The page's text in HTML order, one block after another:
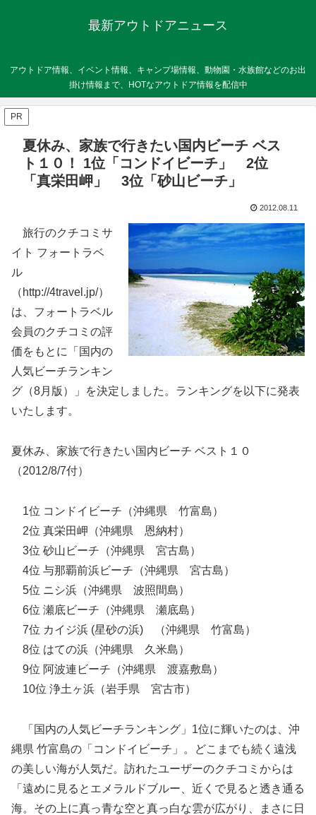
最新アウトドアニュース
アウトドア情報、イベント情報、キャンプ場情報、動物園・水族館などのお出
掛け情報まで、HOTなアウトドア情報を配信中
PR
夏休み、家族で行きたい国内ビーチ ベス
ト１０！ 1位「コンドイビーチ」 2位
「真栄田岬」 3位「砂山ビーチ」
2012.08.11
旅行のクチコミサ
イト フォートラベ
ル
（http://4travel.jp/）
は、フォートラベル
会員のクチコミの評
価をもとに「国内の
人気ビーチランキン
グ（8月版）」を決定しました。ランキングを以下に発表
いたします。
夏休み、家族で行きたい国内ビーチ ベスト１０
（2012/8/7付）
1位 コンドイビーチ（沖縄県 竹富島）
2位 真栄田岬（沖縄県 恩納村）
3位 砂山ビーチ（沖縄県 宮古島）
4位 与那覇前浜ビーチ（沖縄県 宮古島）
5位 ニシ浜（沖縄県 波照間島）
6位 瀬底ビーチ（沖縄県 瀬底島）
7位 カイジ浜 (星砂の浜) （沖縄県 竹富島）
8位 はての浜（沖縄県 久米島）
9位 阿波連ビーチ（沖縄県 渡嘉敷島）
10位 浄土ヶ浜（岩手県 宮古市）
「国内の人気ビーチランキング」1位に輝いたのは、沖
縄県 竹富島の「コンドイビーチ」。どこまでも続く遠浅
の美しい海が人気だ。訪れたユーザーのクチコミからは
「遠めに見るとエメラルドブルー、近くで見ると透き通る
海。その上に真っ青な空と真っ白な雲が広がり、まさに日